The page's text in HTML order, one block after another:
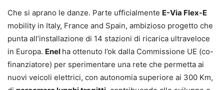
Che si aprano le danze. Parte ufficialmente E-Via Flex-E
mobility in Italy, France and Spain, ambizioso progetto che
punta all’installazione di 14 stazioni di ricarica ultraveloce
in Europa. Enel ha ottenuto l’ok dalla Commissione UE (co-
finanziatore) per sperimentare una rete che permetta ai
nuovi veicoli elettrici, con autonomia superiore ai 300 Km,